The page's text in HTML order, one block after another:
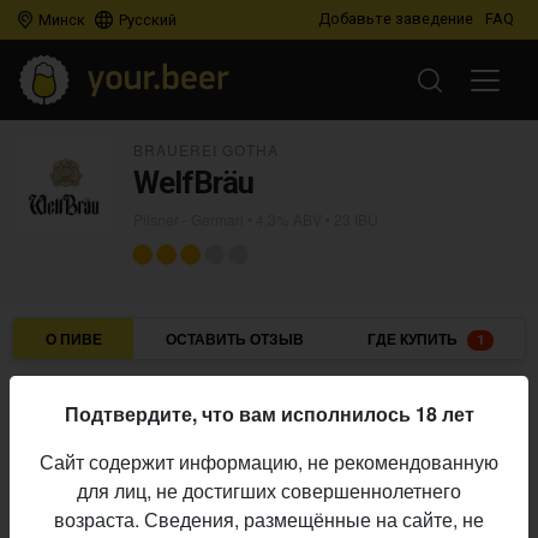
Минск Русский Добавьте заведение FAQ
WelfBräu
О ПИВЕ ОСТАВИТЬ ОТЗЫВ ГДЕ КУПИТЬ 1
Пивоварня:
Brauerei Gotha
Алкоголь:
4,3%
Горечь:
23 IBU
Подтвердите, что вам исполнилось 18 лет
Сайт содержит информацию, не рекомендованную
для лиц, не достигших совершеннолетнего
возраста. Сведения, размещённые на сайте, не